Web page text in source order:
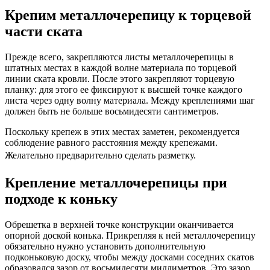
Крепим металлочерепицу к торцевой
части ската
Прежде всего, закрепляются листы металлочерепицы в
штатных местах в каждой волне материала по торцевой
линии ската кровли. После этого закрепляют торцевую
планку: для этого ее фиксируют к высшей точке каждого
листа через одну волну материала. Между креплениями шаг
должен быть не больше восьмидесяти сантиметров.
Поскольку крепеж в этих местах заметен, рекомендуется
соблюдение равного расстояния между крепежами.
Желательно предварительно сделать разметку.
Крепление металлочерепицы при
подходе к коньку
Обрешетка в верхней точке конструкции оканчивается
опорной доской конька. Прикрепляя к ней металлочерепицу
обязательно нужно установить дополнительную
подконьковую доску, чтобы между досками соседних скатов
образовался зазор от восьмидесяти миллиметров. Это зазор